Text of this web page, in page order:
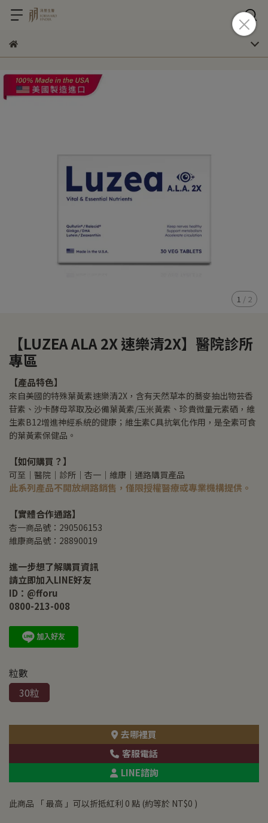
1 / 2
【LUZEA ALA 2X 速樂清2X】醫院診所
專區
【產品特色】
來自美國的特殊葉黃素速樂清2X，含有天然草本的蕎麥抽出物芸香
苷素、沙卡酵母萃取及必備葉黃素/玉米黃素、珍貴微量元素硒，維
生素B12增進神經系統的健康；維生素C具抗氧化作用，是全素可食
的葉黃素保健品。
【如何購買？】
可至｜醫院｜診所｜杏一｜維康｜通路購買產品
此系列產品不開放網路銷售，僅限授權醫療或專業機構提供。
【實體合作通路】
杏一商品號：290506153
維康商品號：28890019
進一步想了解購買資訊
請立即加入LINE好友
ID：@fforu
0800-213-008
粒數
30粒
去哪裡買
客服電話
LINE諮詢
此商品 「 最高 」可以折抵紅利 0 點 (約等於 NT$0 )